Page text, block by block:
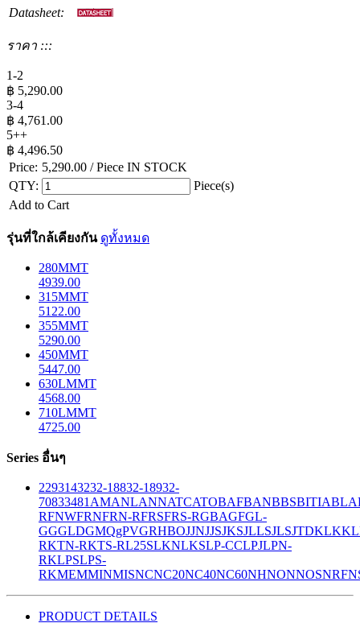
Datasheet:
ราคา :::
1-2
฿ 5,290.00
3-4
฿ 4,761.00
5++
฿ 4,496.50
Price: 5,290.00 / Piece IN STOCK
QTY:
Piece(s)
Add to Cart
รุ่นที่ใกล้เคียงกัน ดูทั้งหมด
280MMT
4939.00
315MMT
5122.00
355MMT
5290.00
450MMT
5447.00
630LMMT
4568.00
710LMMT
4725.00
Series อื่นๆ
2293143232-18832-18932-
70833481 AMANLANNATCATOBAFBANBBSBITIABLA
RFNWFRNFRN-RFRSFRS-RGBAGFGL-
GGGLDGMQgPVGRHBOJJNJJSJKSJLLSJLSJTDKLK
RKTN-RKTS-RL25SLKNLKSLP-CCLPJLPN-
RKLPSLPS-
RKMEMMINMISNCNC20NC40NC60NHNONNOSNRF
PRODUCT DETAILS